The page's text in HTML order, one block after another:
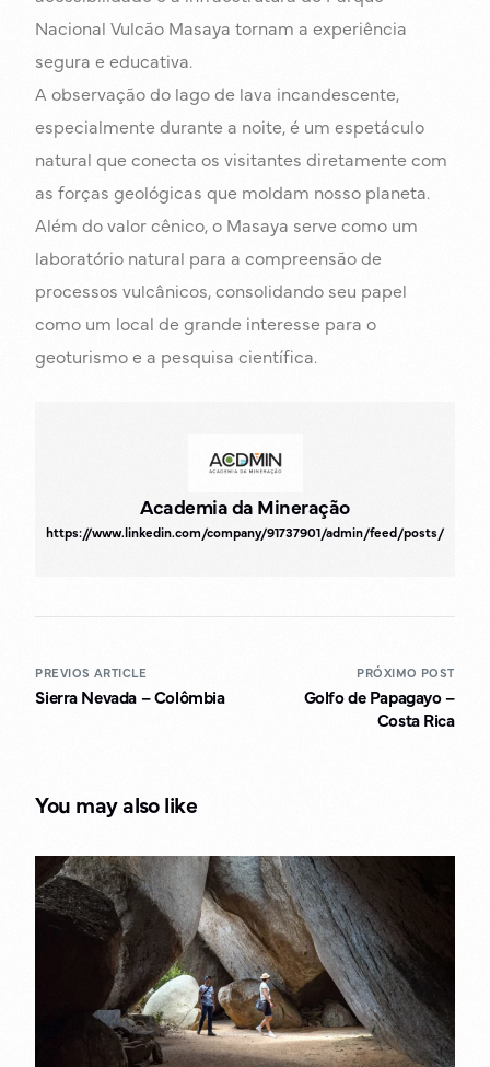
Nacional Vulcão Masaya tornam a experiência
segura e educativa.
A observação do lago de lava incandescente,
especialmente durante a noite, é um espetáculo
natural que conecta os visitantes diretamente com
as forças geológicas que moldam nosso planeta.
Além do valor cênico, o Masaya serve como um
laboratório natural para a compreensão de
processos vulcânicos, consolidando seu papel
como um local de grande interesse para o
geoturismo e a pesquisa científica.
Academia da Mineração
https://www.linkedin.com/company/91737901/admin/feed/posts/
PREVIOS ARTICLE
Sierra Nevada – Colômbia
PRÓXIMO POST
Golfo de Papagayo –
Costa Rica
You may also like